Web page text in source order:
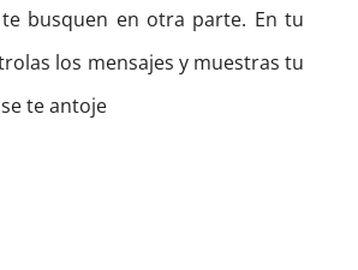
busquen en otra parte. En tu
los mensajes y muestras tu
te antoje